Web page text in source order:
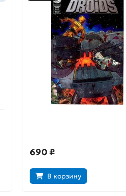
Star Wars: Droids #6
690 ₽
В корзину